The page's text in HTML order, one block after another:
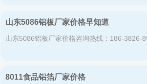
山东5086铝板厂家价格早知道
山东5086铝板厂家价格咨询热线：186-3826-
8011食品铝箔厂家价格